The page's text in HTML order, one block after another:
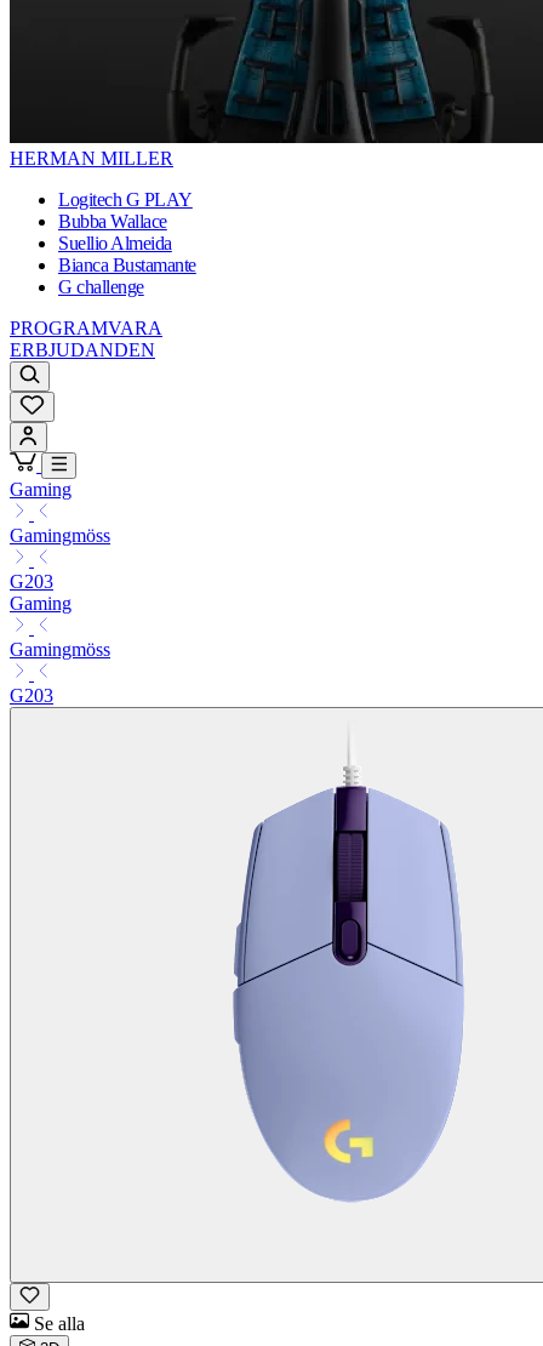
HERMAN MILLER
Logitech G PLAY
Bubba Wallace
Suellio Almeida
Bianca Bustamante
G challenge
PROGRAMVARA
ERBJUDANDEN
Gaming
Gamingmöss
G203
Gaming
Gamingmöss
G203
Se alla